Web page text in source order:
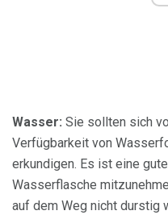
Wasser: Sie sollten sich
Verfügbarkeit von
erkundigen. Es ist eine
Wasserflasche
auf dem Weg nicht durstig